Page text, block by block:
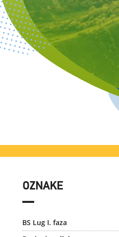
OZNAKE
BS Lug I. faza